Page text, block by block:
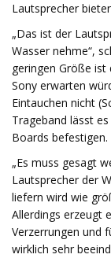
Lautsprecher
„Das ist der
Wasser nehme“,
geringen Größe ist
Sony erwarten
Eintauchen nicht
Trageband lässt
Boards befestigen.
„Es muss gesagt
Lautsprecher der
liefern wird wie
Allerdings erzeugt
Verzerrungen und
wirklich sehr